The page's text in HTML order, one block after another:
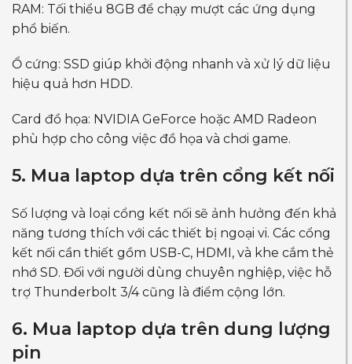
RAM: Tối thiểu 8GB để chạy mượt các ứng dụng
phổ biến.
Ổ cứng: SSD giúp khởi động nhanh và xử lý dữ liệu
hiệu quả hơn HDD.
Card đồ họa: NVIDIA GeForce hoặc AMD Radeon
phù hợp cho công việc đồ họa và chơi game.
5. Mua laptop dựa trên cổng kết nối
Số lượng và loại cổng kết nối sẽ ảnh hưởng đến khả
năng tương thích với các thiết bị ngoại vi. Các cổng
kết nối cần thiết gồm USB-C, HDMI, và khe cắm thẻ
nhớ SD. Đối với người dùng chuyên nghiệp, việc hỗ
trợ Thunderbolt 3/4 cũng là điểm cộng lớn.
6. Mua laptop dựa trên dung lượng
pin